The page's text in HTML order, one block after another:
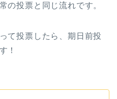
の投票と同じ流れです。
て投票したら、期日前投
！